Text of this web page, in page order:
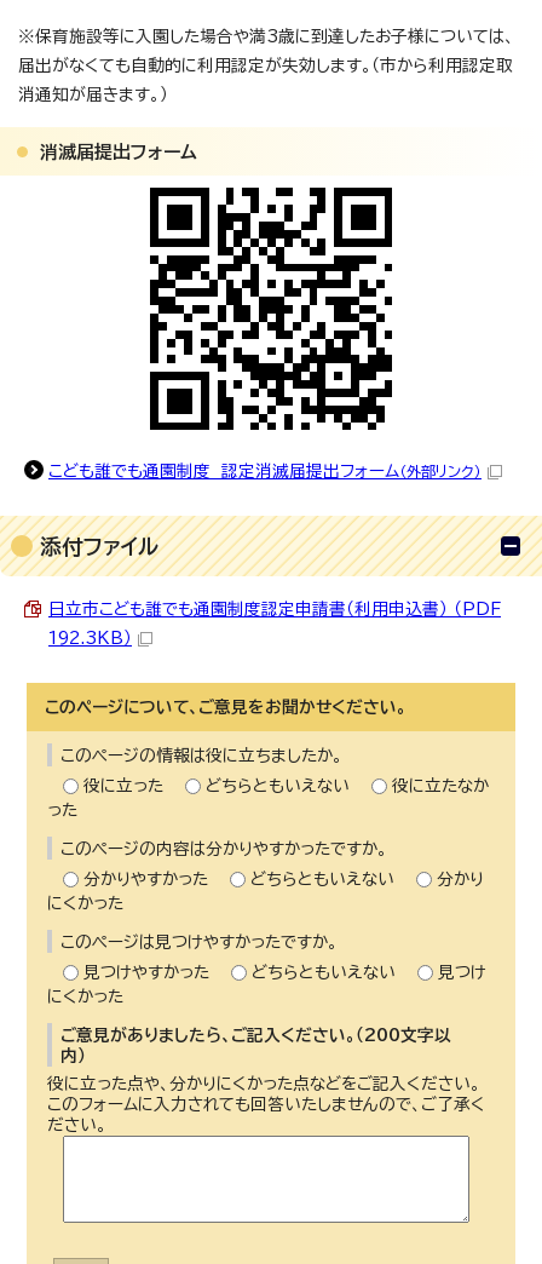
※保育施設等に入園した場合や満3歳に到達したお子様については、
届出がなくても自動的に利用認定が失効します。（市から利用認定取
消通知が届きます。）
消滅届提出フォーム
こども誰でも通園制度 認定消滅届提出フォーム（外部リンク）
添付ファイル
日立市こども誰でも通園制度認定申請書（利用申込書） （PDF
192.3KB）
このページについて、ご意見をお聞かせください。
このページの情報は役に立ちましたか。
役に立った
どちらともいえない
役に立たなか
った
このページの内容は分かりやすかったですか。
分かりやすかった
どちらともいえない
分かり
にくかった
このページは見つけやすかったですか。
見つけやすかった
どちらともいえない
見つけ
にくかった
ご意見がありましたら、ご記入ください。（200文字以
内）
役に立った点や、分かりにくかった点などをご記入ください。
このフォームに入力されても回答いたしませんので、ご了承く
ださい。